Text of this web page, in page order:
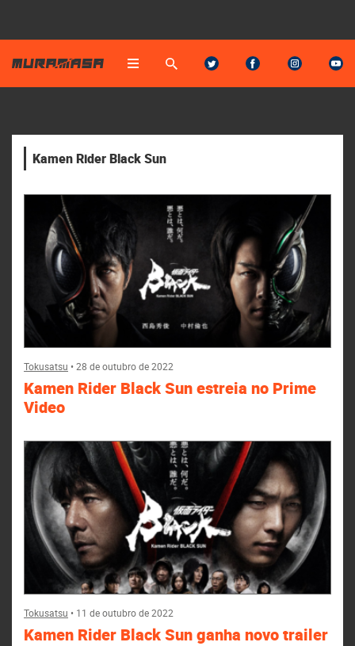
Kamen Rider Black Sun
Tokusatsu •28 de outubro de 2022
Kamen Rider Black Sun estreia no Prime
Video
Tokusatsu • 11 de outubro de 2022
Kamen Rider Black Sun ganha novo trailer